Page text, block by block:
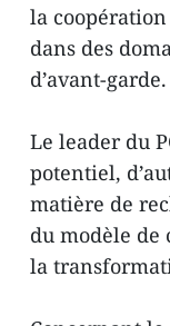
la
dans des
d’avant-garde.
Le leader du
potentiel,
matière de
du modèle de
la